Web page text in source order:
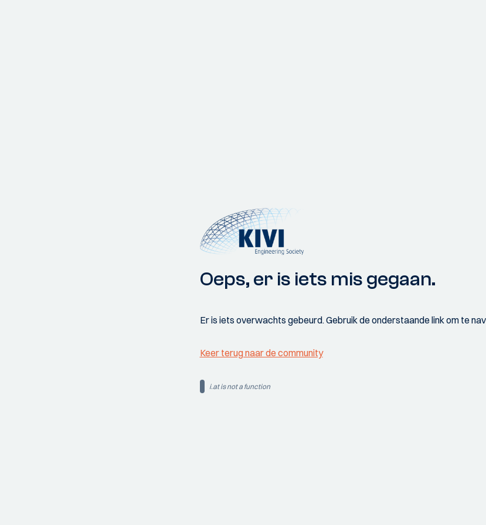
Oeps, er is iets mis gegaan.
Er is iets overwachts gebeurd. Gebruik de onderstaande link om te
Keer terug naar de community
i.at is not a function